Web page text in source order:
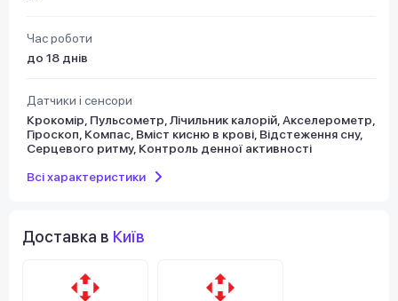
Час роботи
до 18 днів
Датчики і сенсори
Крокомір, Пульсометр, Лічильник калорій, Акселерометр,
Гіроскоп, Компас, Вміст кисню в крові, Відстеження сну,
Серцевого ритму, Контроль денної активності
Всі характеристики
Доставка в Київ